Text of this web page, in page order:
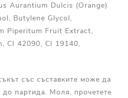
Aurantium Dulcis (Orange)
Butylene Glycol,
Piperitum Fruit Extract,
CI 42090, CI 19140,
със съставките може да
до партида. Моля, прочетете